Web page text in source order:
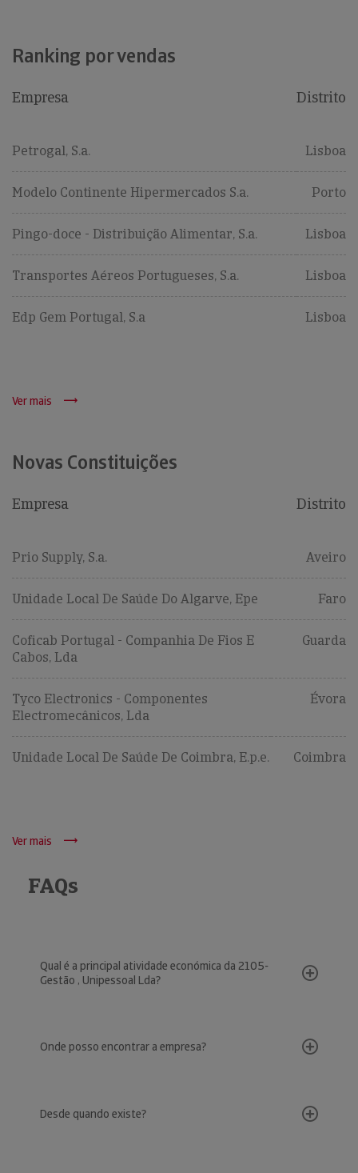
Ranking por vendas
Empresa Distrito
Petrogal, S.a. Lisboa
Modelo Continente Hipermercados S.a. Porto
Pingo-doce - Distribuição Alimentar, S.a. Lisboa
Transportes Aéreos Portugueses, S.a. Lisboa
Edp Gem Portugal, S.a Lisboa
Ver mais
Novas Constituições
Empresa Distrito
Prio Supply, S.a. Aveiro
Unidade Local De Saúde Do Algarve, Epe Faro
Coficab Portugal - Companhia De Fios E
Cabos, Lda
Guarda
Tyco Electronics - Componentes
Electromecânicos, Lda
Évora
Unidade Local De Saúde De Coimbra, E.p.e. Coimbra
Ver mais
FAQs
Qual é a principal atividade económica da 2105-
Gestão , Unipessoal Lda?
Onde posso encontrar a empresa?
Desde quando existe?